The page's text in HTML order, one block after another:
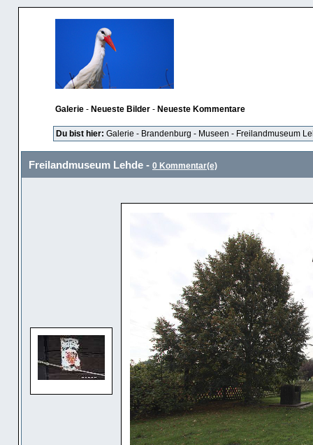
Galerie - Neueste Bilder - Neueste Kommentare
Du bist hier: Galerie - Brandenburg - Museen - Freilandmuseum
Freilandmuseum Lehde - 0 Kommentar(e)